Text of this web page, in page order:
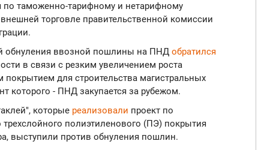
таможенно-тарифному и нетарифному
торговле правительственной комиссии
обнуления ввозной пошлины на ПНД обратился
в связи с резким увеличением роста
покрытием для строительства магистральных
которого - ПНД закупается за рубежом.
которые реализовали проект по
полиэтиленового (ПЭ) покрытия
выступили против обнуления пошлин.